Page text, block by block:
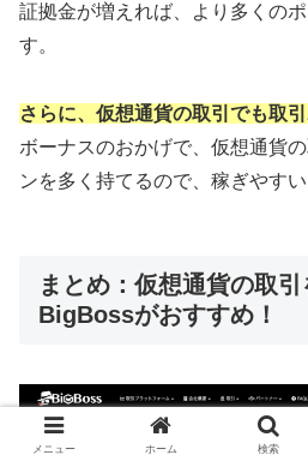
証拠金が増えれば、より多くの
す。
さらに、仮想通貨の取引でも取
ボーナスのおかげで、仮想通貨
ンを多く持てるので、稼ぎやす
まとめ：仮想通貨の取
BigBossがおすすめ！
メニュー ホーム 検索